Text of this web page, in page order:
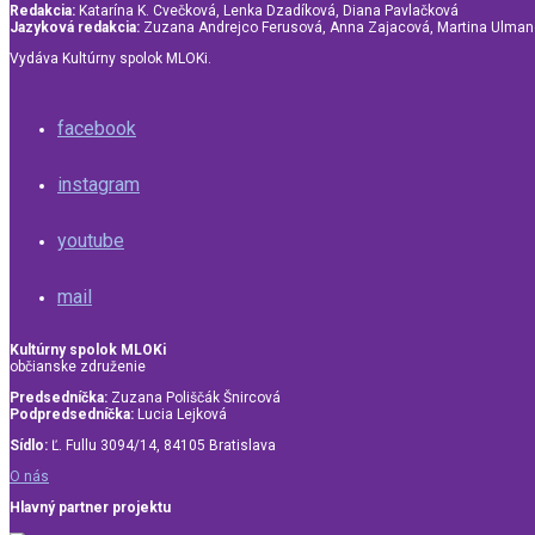
Redakcia: Katarína K. Cvečková, Lenka Dzadíková, Diana Pavlačková
Jazyková redakcia: Zuzana Andrejco Ferusová, Anna Zajacová, Martina
Vydáva Kultúrny spolok MLOKi.
facebook
instagram
youtube
mail
Kultúrny spolok MLOKi
občianske združenie
Predsedníčka: Zuzana Poliščák Šnircová
Podpredsedníčka: Lucia Lejková
Sídlo: Ľ. Fullu 3094/14, 84105 Bratislava
O nás
Hlavný partner projektu